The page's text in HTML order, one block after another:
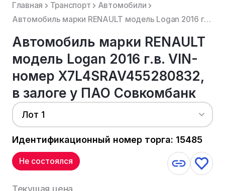
Главная Транспорт
Автомобили
Автомобиль марки RENAULT модель Logan 2016 г.в. VIN-номер X7L4SRAV455280832, в залоге у ПАО Совкомба...
Автомобиль марки RENAULT
модель Logan 2016 г.в. VIN-
номер X7L4SRAV455280832,
в залоге у ПАО Совкомбанк
Лот 1
Идентификационный номер торга: 15485
Не состоялся
Текущая цена